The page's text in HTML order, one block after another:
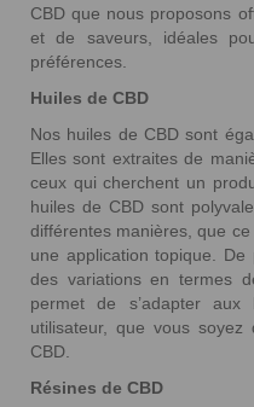
CBD que nous proposons
et de saveurs, idéales
préférences.
Huiles de CBD
Nos huiles de CBD sont
Elles sont extraites de
ceux qui cherchent un
huiles de CBD sont
différentes manières, que
une application topique. De
des variations en termes
permet de s’adapter aux
utilisateur, que vous
CBD.
Résines de CBD